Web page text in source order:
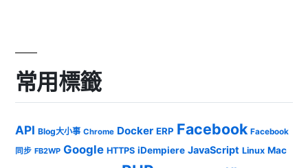
常用標籤
API Blog大小事 Chrome Docker ERP Facebook Facebook
同步 FB2WP Google HTTPS iDempiere JavaScript Linux Mac